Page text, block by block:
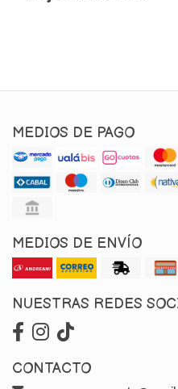
MEDIOS DE PAGO
MEDIOS DE ENVÍO
NUESTRAS REDES
CONTACTO